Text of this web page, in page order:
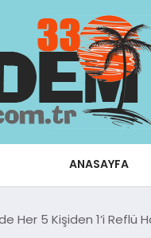
ANASAYFA
Her 5 Kişiden 1’i Reflü